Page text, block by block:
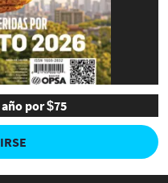
por $75